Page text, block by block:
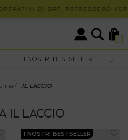
DI BRT, POTREBBERO
0
/ IL LACCIO
IL LACCIO
I NOSTRI BESTSELLER